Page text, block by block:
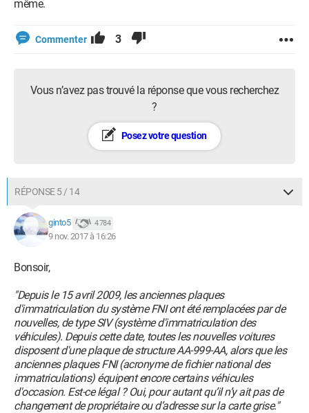
même.
Commenter 3
Vous n’avez pas trouvé la réponse que vous recherchez
?
Posez votre question
RÉPONSE 5 / 14
ginto5 4 784
9 nov. 2017 à 16:26
Bonsoir,
"Depuis le 15 avril 2009, les anciennes plaques
d'immatriculation du système FNI ont été remplacées par de
nouvelles, de type SIV (système d'immatriculation des
véhicules). Depuis cette date, toutes les nouvelles voitures
disposent d'une plaque de structure AA-999-AA, alors que les
anciennes plaques FNI (acronyme de fichier national des
immatriculations) équipent encore certains véhicules
d'occasion. Est-ce légal ? Oui, pour autant qu’il n’y ait pas de
changement de propriétaire ou d’adresse sur la carte grise."